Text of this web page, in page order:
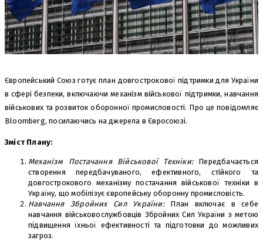
Європейський Союз готує план довгострокової підтримки для України
в сфері безпеки, включаючи механізм військової підтримки, навчання
військових та розвиток оборонної промисловості. Про це повідомляє
Bloomberg, посилаючись на джерела в Євросоюзі.
Зміст Плану:
Механізм Постачання Військової Техніки:Передбачається
створення передбачуваного, ефективного, стійкого та
довгострокового механізму постачання військової техніки в
Україну, що мобілізує європейську оборонну промисловість.
Навчання Збройних Сил України:План включає в себе
навчання військовослужбовців Збройних Сил України з метою
підвищення їхньої ефективності та підготовки до можливих
загроз.